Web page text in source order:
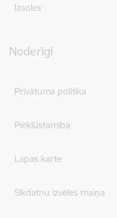
Izsoles
Noderīgi
Privātuma politika
Piekļūstamība
Lapas karte
Sīkdatņu izvēles maiņa